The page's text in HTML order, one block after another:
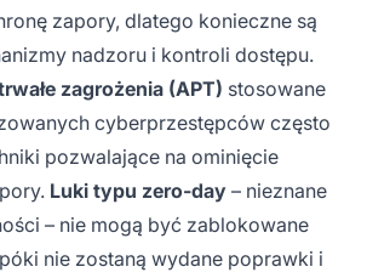
zapory, dlatego konieczne są
nadzoru i kontroli dostępu.
zagrożenia (APT) stosowane
cyberprzestępców często
pozwalające na ominięcie
Luki typu zero-day – nieznane
– nie mogą być zablokowane
nie zostaną wydane poprawki i